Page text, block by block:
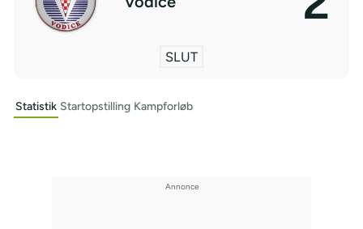
SLUT
Statistik Startopstilling Kampforløb